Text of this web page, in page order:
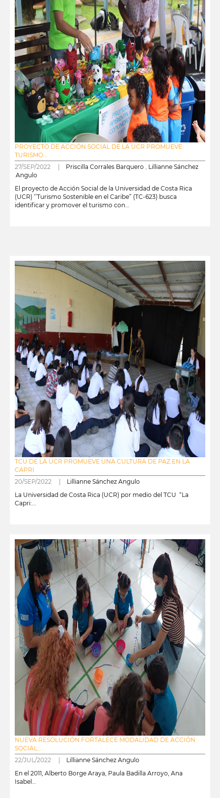
PROYECTO DE ACCIÓN SOCIAL DE LA UCR PROMUEVE
TURISMO...
27/SEP/2022 | Priscilla Corrales Barquero
Lillianne Sánchez
Angulo
El proyecto de Acción Social de la Universidad de Costa Rica
(UCR) ‘’Turismo Sostenible en el Caribe” (TC-623) busca
identificar y promover el turismo con...
TCU DE LA UCR PROMUEVE UNA CULTURA DE PAZ EN LA
CAPRI
20/SEP/2022 | Lillianne Sánchez Angulo
La Universidad de Costa Rica (UCR) por medio del TCU “La
Capri:...
NUEVA RESOLUCIÓN FORTALECE MODALIDAD DE ACCIÓN
SOCIAL:...
22/JUL/2022 | Lillianne Sánchez Angulo
En el 2011, Alberto Borge Araya, Paula Badilla Arroyo, Ana
Isabel...